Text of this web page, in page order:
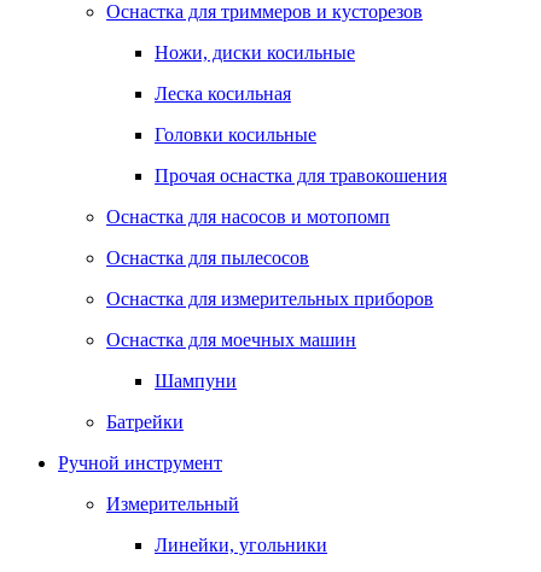
Оснастка для триммеров и кусторезов
Ножи, диски косильные
Леска косильная
Головки косильные
Прочая оснастка для травокошения
Оснастка для насосов и мотопомп
Оснастка для пылесосов
Оснастка для измерительных приборов
Оснастка для моечных машин
Шампуни
Батрейки
Ручной инструмент
Измерительный
Линейки, угольники